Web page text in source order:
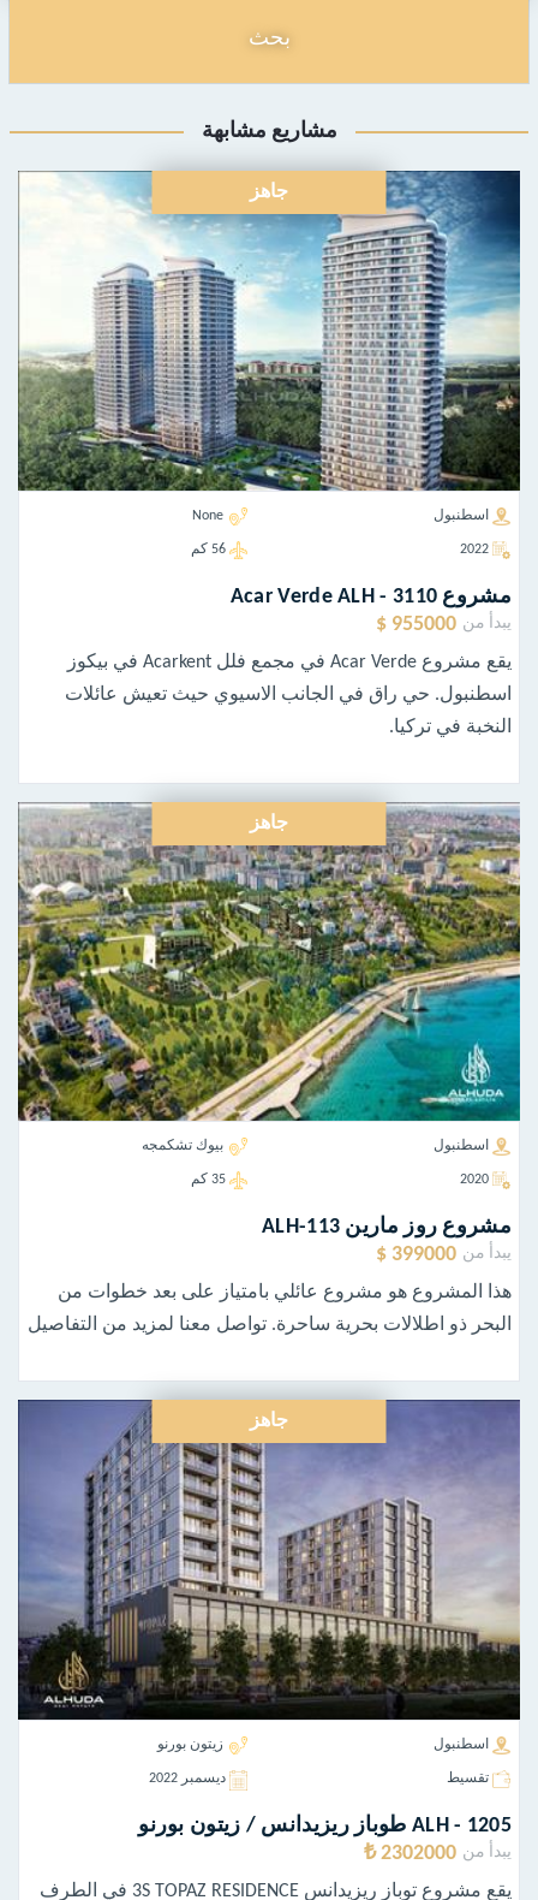
بحث
مشاريع مشابهة
جاهز
اسطنبول None
2022 56 كم
مشروع Acar Verde ALH - 3110
يبدأ من 955000 $
يقع مشروع Acar Verde في مجمع فلل Acarkent في بيكوز
اسطنبول. حي راق في الجانب الاسيوي حيث تعيش عائلات
النخبة في تركيا.
جاهز
اسطنبول بيوك تشكمجه
2020 35 كم
مشروع روز مارين ALH-113
يبدأ من 399000 $
هذا المشروع هو مشروع عائلي بامتياز على بعد خطوات من
البحر ذو اطلالات بحرية ساحرة. تواصل معنا لمزيد من التفاصيل
جاهز
اسطنبول زيتون بورنو
تقسيط ديسمبر 2022
ALH - 1205 طوباز ريزيدانس / زيتون بورنو
يبدأ من 2302000 ₺
يقع مشروع توباز ريزيدانس 3S TOPAZ RESIDENCE في الطرف